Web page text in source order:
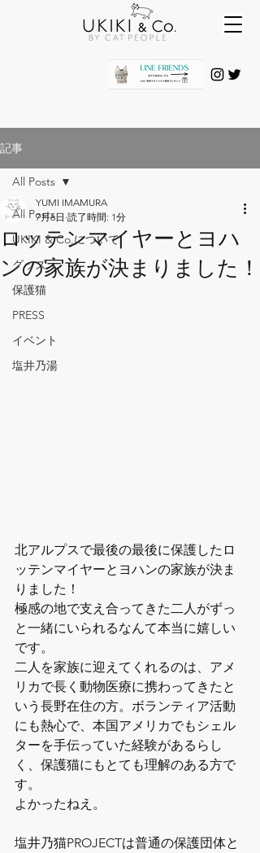
記事
All Posts
UKIKI & Co.について
グッズ
保護猫
PRESS
イベント
塩井乃湯
All Posts
ロッテンマイヤーとヨハ
ンの家族が決まりました！
YUMI IMAMURA
7月6日 読了時間: 1分
北アルプスで最後の最後に保護したロ
ッテンマイヤーとヨハンの家族が決ま
りました！
極感の地で支え合ってきた二人がずっ
と一緒にいられるなんて本当に嬉しい
です。
二人を家族に迎えてくれるのは、アメ
リカで長く動物医療に携わってきたと
いう長野在住の方。ボランティア活動
にも熱心で、本国アメリカでもシェル
ターを手伝っていた経験があるらし
く、保護猫にもとても理解のある方で
す。
よかったねえ。
塩井乃猫PROJECTは普通の保護団体と